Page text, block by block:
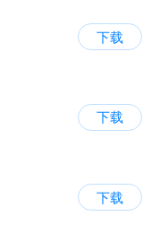
下载
下载
下载